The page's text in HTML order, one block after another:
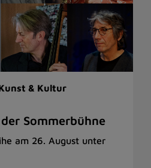
& Kultur
Sommerbühne
am 26. August unter